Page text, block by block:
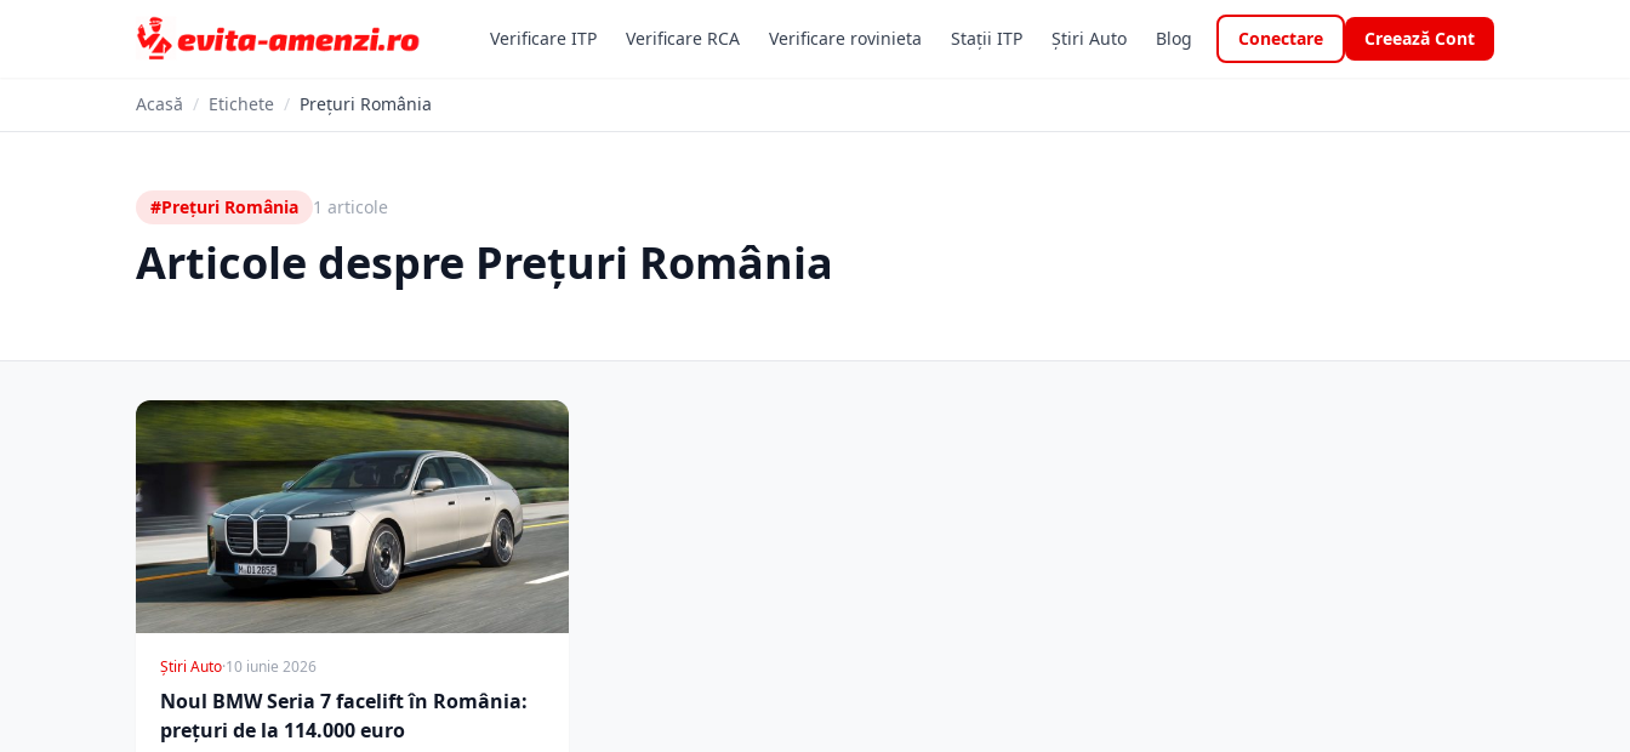
Verificare ITP Verificare RCA Verificare rovinieta Stații ITP Știri Auto Blog Conectare Creează Cont
Acasă / Etichete / Prețuri România
#Prețuri România 1 articole
Articole despre Prețuri România
Știri Auto·10 iunie 2026
Noul BMW Seria 7 facelift în România:
prețuri de la 114.000 euro